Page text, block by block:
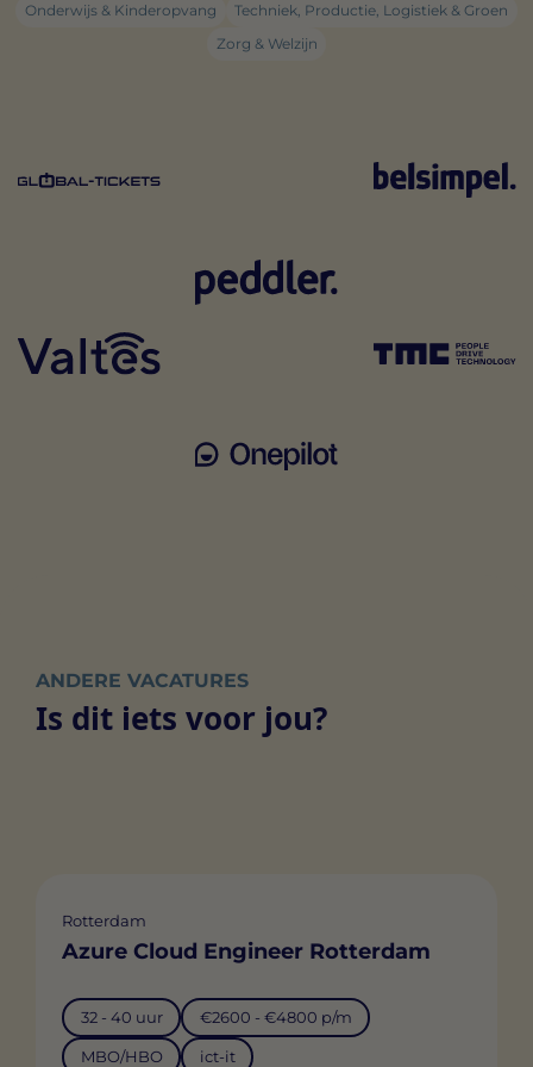
Onderwijs & Kinderopvang
Techniek, Productie, Logistiek & Groen
Zorg & Welzijn
ANDERE VACATURES
Is dit iets voor jou?
Rotterdam
Azure Cloud Engineer Rotterdam
32 - 40 uur €2600 - €4800 p/m
MBO/HBO ict-it